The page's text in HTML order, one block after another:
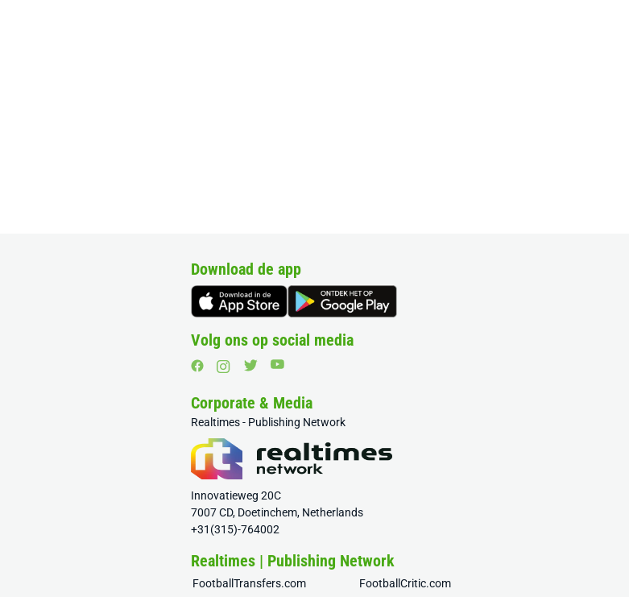
Download de app
Volg ons op social media
Corporate & Media
Realtimes - Publishing Network
Innovatieweg 20C
7007 CD, Doetinchem, Netherlands
+31(315)-764002
Realtimes | Publishing Network
FootballTransfers.com
FootballCritic.com